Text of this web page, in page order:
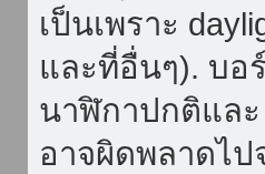
เป็นเพราะ
และที่อื่นๆ). บอ
นาฬิกาปกติและ
อาจผิดพลาดไ